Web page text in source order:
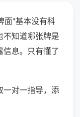
面"基本没有科
不知道哪张牌是
息。只有懂了
一对一指导，添